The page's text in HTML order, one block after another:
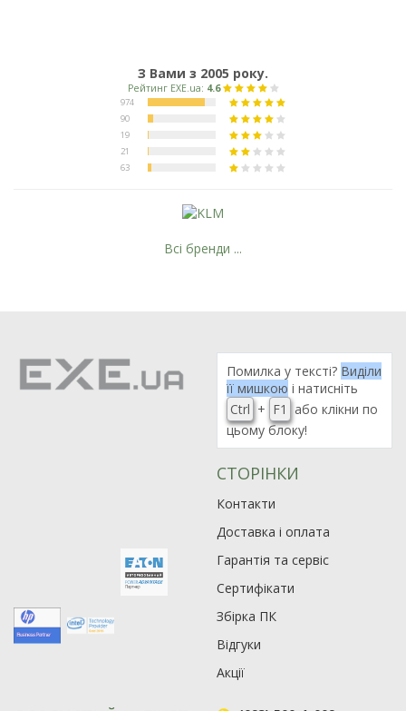
З Вами з 2005 року.
Всі бренди ...
Помилка у тексті? Виділи
її мишкою і натисніть
Ctrl + F1
або клікни по
цьому блоку!
СТОРІНКИ
Контакти
Доставка і оплата
Гарантія та сервіс
Сертифікати
Збірка ПК
Відгуки
Акції